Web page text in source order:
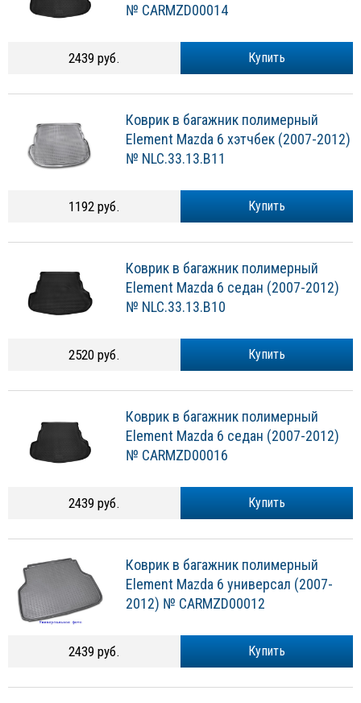
№ CARMZD00014
Купить
2439 руб.
Коврик в багажник полимерный
Element Mazda 6 хэтчбек (2007-2012)
№ NLC.33.13.B11
Купить
1192 руб.
Коврик в багажник полимерный
Element Mazda 6 седан (2007-2012)
№ NLC.33.13.B10
Купить
2520 руб.
Коврик в багажник полимерный
Element Mazda 6 седан (2007-2012)
№ CARMZD00016
Купить
2439 руб.
Коврик в багажник полимерный
Element Mazda 6 универсал (2007-
2012) № CARMZD00012
Купить
2439 руб.